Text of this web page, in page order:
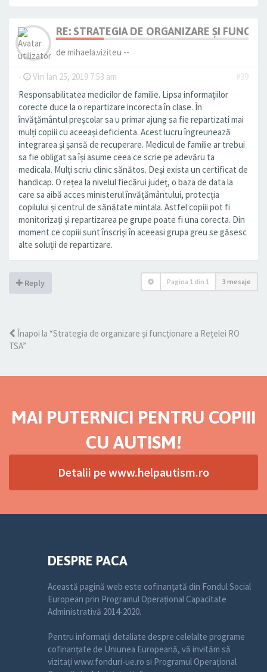
RE: STRATEGIA DE ORGANIZARE ȘI
de mihaela.viziteu --
- Vin Ian 25, 2019 7:53 am
#39
Responsabilitatea medicilor de familie. Lipsa informațiilor
corecte duce la o repartizare incorecta în clase. În
învățământul preșcolar sa u primar ajung sa fie repartizati mai
mulți copiii cu aceeași deficienta. Acest lucru îngreunează
integrarea și șansă de recuperare. Medicul de familie ar trebui
sa fie obligat sa își asume ceea ce scrie pe adevăru ta
medicala. Mulți scriu clinic sănătos. Deși exista un certificat de
handicap. O rețea la nivelul fiecărui județ, o baza de data la
care sa aibă acces ministerul învățământului, protecția
copilului și centrul de sănătate mintala. Astfel copiii pot fi
monitorizați și repartizarea pe grupe poate fi una corecta. Din
moment ce copiii sunt înscriși în aceeasi grupa greu se găsesc
alte soluții de repartizare.
Reply Pagina 1 din 1 3 mesaje
Înapoi la “Strategia de organizare și funcționare a Rețelei RO
TSA”
MAI PUTERNICI PENTRU COPIII
CU AUTISM!
Detalii pe www.helpautism.ro
DESPRE PACA
Această pagină web este cofinanțată din Fondul Social
European prin Programul Operațional Capacitate
Administrativă 2014-2020.
Pentru informații detaliate despre celelalte programe
cofinanțate de Uniunea Europeană, vă invităm să
vizitați www.fonduri-ue.ro si Programul Operațional